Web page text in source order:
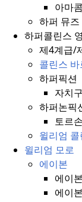
아마콤
하퍼 뮤즈
하퍼콜린스
제4계급/
콜린스
하퍼픽션
자치구
하퍼논픽
토르
윌리엄 콜
윌리엄 모로
에이본
에이
에이